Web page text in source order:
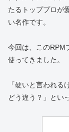
たるトッププロが
い名作です。
今回は、このRPM
使ってきました。
「硬いと言われ
どう違う？」とい